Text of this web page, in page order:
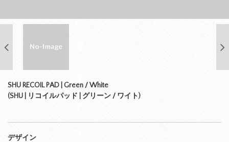
SHU RECOIL PAD | Green / White
(SHU | リコイルパッド | グリーン / ワイト)
デザイン